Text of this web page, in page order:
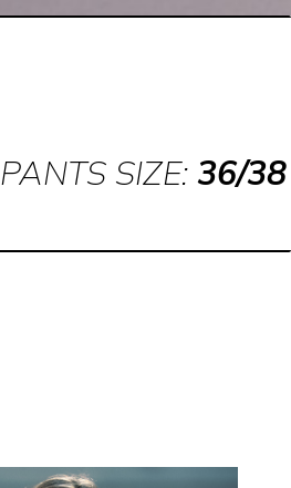
PANTS SIZE: 36/38